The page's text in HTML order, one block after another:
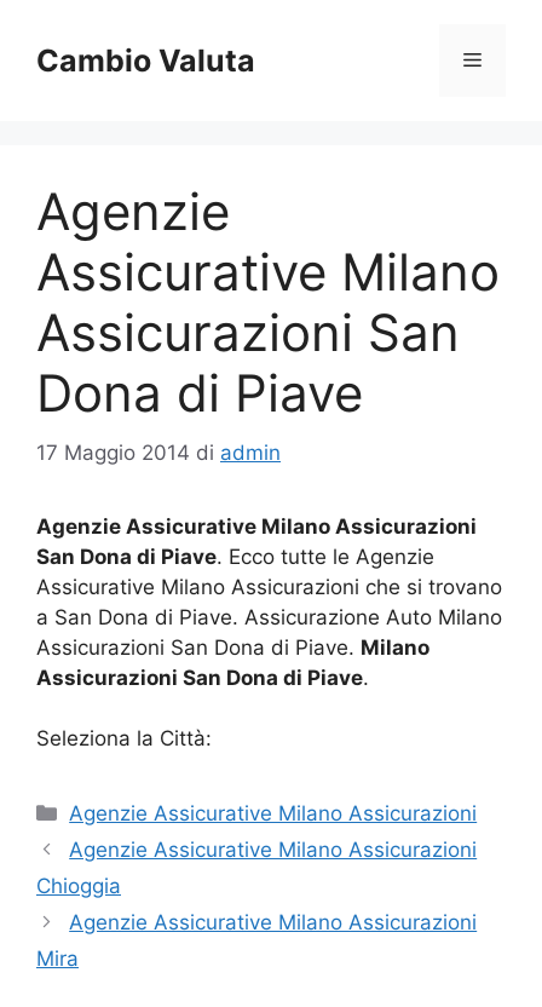
contenuto
Cambio Valuta Menu
Agenzie
Assicurative Milano
Assicurazioni San
Dona di Piave
17 Maggio 2014 di admin
Agenzie Assicurative Milano Assicurazioni
San Dona di Piave. Ecco tutte le Agenzie
Assicurative Milano Assicurazioni che si trovano
a San Dona di Piave. Assicurazione Auto Milano
Assicurazioni San Dona di Piave. Milano
Assicurazioni San Dona di Piave.
Seleziona la Città:
Categorie
Agenzie Assicurative Milano Assicurazioni
Agenzie Assicurative Milano Assicurazioni
Chioggia
Agenzie Assicurative Milano Assicurazioni
Mira